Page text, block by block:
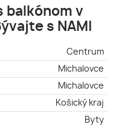
balkónom v
s NAMI
Centrum
Michalovce
Michalovce
Košický kraj
Byty